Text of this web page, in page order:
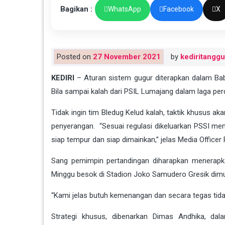
Bagikan : WhatsApp Facebook X
Posted on 27 November 2021 by
KEDIRI – Aturan sistem gugur diterapkan dalam
Bila sampai kalah dari PSIL Lumajang dalam laga
Tidak ingin tim Bledug Kelud kalah, taktik khusus
penyerangan. “Sesuai regulasi dikeluarkan PSSI
siap tempur dan siap dimainkan,” jelas Media Officer
Sang pemimpin pertandingan diharapkan
Minggu besok di Stadion Joko Samudero Gresik
“Kami jelas butuh kemenangan dan secara tegas
Strategi khusus, dibenarkan Dimas Andhika,